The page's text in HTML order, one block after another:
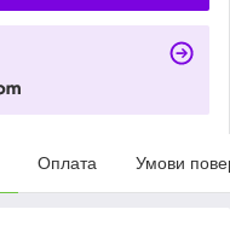
Оплата Умови